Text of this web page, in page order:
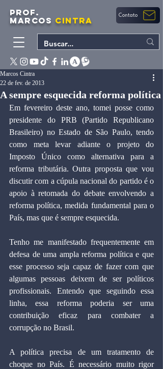
PROF.
MARCOS CINTRA Contato
A sempre esquecida reforma política
Marcos Cintra
22 de fev. de 2013
Em fevereiro deste ano, tomei posse como
presidente do PRB (Partido Republicano
Brasileiro) no Estado de São Paulo, tendo
como meta levar adiante o projeto do
Imposto Único como alternativa para a
reforma tributária. Outra proposta que vou
discutir com a cúpula nacional do partido é o
apoio à retomada do debate envolvendo a
reforma política, medida fundamental para o
País, mas que é sempre esquecida.
Tenho me manifestado frequentemente em
defesa de uma ampla reforma política e que
esse processo seja capaz de fazer com que
algumas pessoas deixem de ser políticos
profissionais. Entendo que seguindo essa
linha, essa reforma poderia ser uma
contribuição eficaz para combater a
corrupção no Brasil.
A política precisa de um tratamento de
choque no País. É necessário muito rigor